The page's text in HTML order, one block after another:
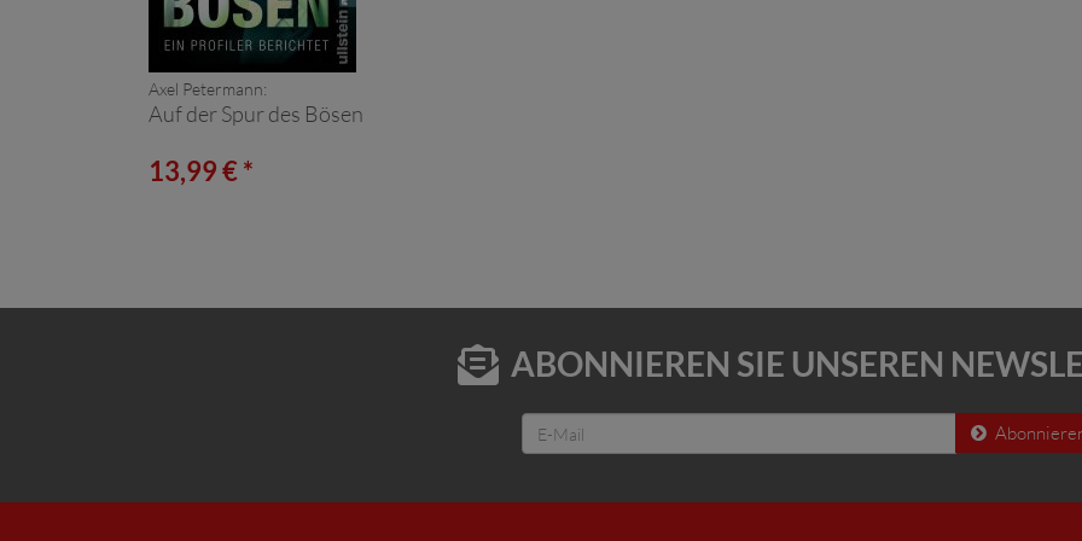
Axel Petermann:
Auf der Spur des Bösen
13,99 € *
ABONNIEREN SIE UNSEREN